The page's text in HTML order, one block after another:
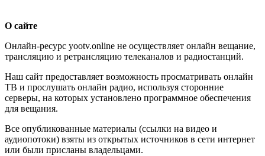
О сайте
Онлайн-ресурс yootv.online не осуществляет онлайн вещание,
трансляцию и ретрансляцию телеканалов и радиостанций.
Наш сайт предоставляет возможность просматривать онлайн
ТВ и прослушать онлайн радио, используя сторонние
серверы, на которых установлено программное обеспечения
для вещания.
Все опубликованные материалы (ссылки на видео и
аудиопотоки) взяты из открытых источников в сети интернет
или были присланы владельцами.